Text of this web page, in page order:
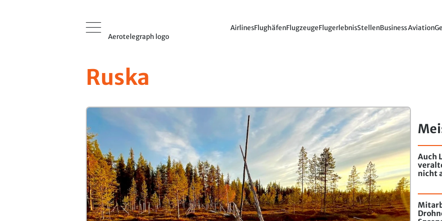
Aerotelegraph logo
AirlinesFlughäfenFlugzeugeFlugerlebnisStellenBusiness Aviation
Ruska
Auch
nicht